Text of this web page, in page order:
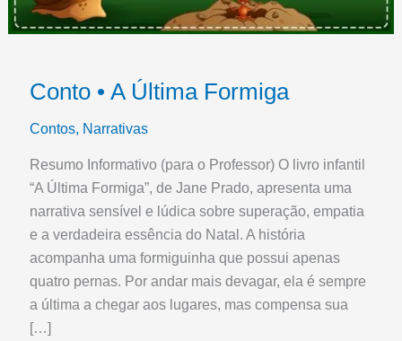
Conto • A Última Formiga
Contos, Narrativas
Resumo Informativo (para o Professor) O livro infantil
“A Última Formiga”, de Jane Prado, apresenta uma
narrativa sensível e lúdica sobre superação, empatia
e a verdadeira essência do Natal. A história
acompanha uma formiguinha que possui apenas
quatro pernas. Por andar mais devagar, ela é sempre
a última a chegar aos lugares, mas compensa sua
[…]